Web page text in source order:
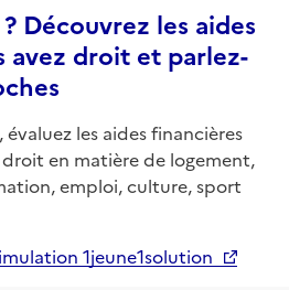
Découvrez les aides
avez droit et parlez-
les aides financières
droit en matière de logement,
emploi, culture, sport
1jeune1solution